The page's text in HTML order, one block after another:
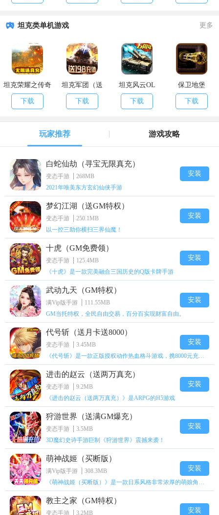
坦克类单机游戏 更多
坦克荣耀之传奇
王者（日送真
充）
下载
坦克军团（送
198充值卡）
下载
坦克风云OL
下载
保卫地堡
下载
玩家推荐 游戏攻略
白蛇仙劫（寻宝无限真充）
变态手游
268MB
2021年唯美东方玄幻仙侠手游
安装
梦幻江湖（送GM特权）
变态手游
250.1MB
以一控三助你横扫三界仙魔！
安装
十虎（GM免费领）
变态手游
125.4MB
《十虎》是一款完美融合三国历史的Q版卡牌手游
安装
武动九天（GM特权）
满Vip版手游
111.55MB
GM当托特权，全民自由交易，百分百实现财富自由。
安装
代号斩（送月卡送8000）
变态手游
3.45MB
《代号斩》是一款正版授权动作热血格斗游戏，携8000元充值壕礼福利来袭！
安装
进击的赵云（送两万真充）
变态手游
9.2MB
《进击的赵云（送两万真充）》是ARPG的H5游戏
安装
狩游世界（送满GM爆充）
变态手游
3.5MB
3D魔幻史诗手游巨制《狩游世界》震撼来袭！
安装
萌神战姬（买断版）
满Vip版手游
308.3MB
《萌神战姬（买断版）》是一款日系风格非常浓厚的萌娘角色扮演策略卡牌手游
安装
教主之家（GM特权）
变态手游 3.2MB 安装